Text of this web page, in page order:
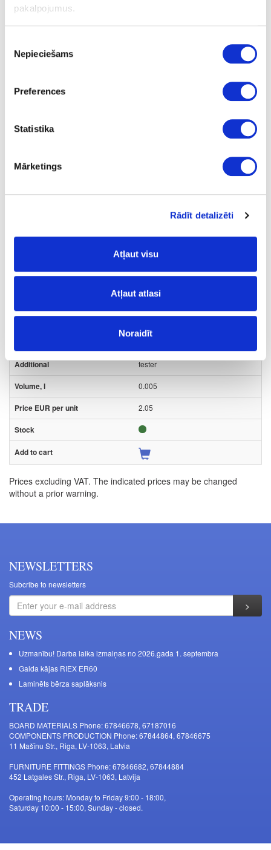
pakalpojumus.
izvēle
Nepieciešams
Preferences
Statistika
Mārketings
Rādīt detalizēti
Atļaut visu
Atļaut atlasi
Noraidīt
Hard wax oil OSMO TopOil, white
41-O0597
Hard wax oil OSMO TopOil, white
tester
0.005
2.05
Prices excluding VAT. The indicated prices may be changed
without a prior warning.
NEWSLETTERS
Subcribe to newsletters
NEWS
Uzmanību! Darba laika izmaiņas no 2026.gada 1. septembra
Galda kājas RIEX ER60
Laminēts bērza saplāksnis
TRADE
BOARD MATERIALS Phone: 67846678, 67187016
COMPONENTS PRODUCTION Phone: 67844864, 67846675
11 Mašīnu Str., Riga, LV-1063, Latvia
FURNITURE FITTINGS Phone: 67846682, 67844884
452 Latgales Str., Riga, LV-1063, Latvija
Operating hours: Monday to Friday 9:00 - 18:00,
Saturday 10:00 - 15:00, Sunday - closed.